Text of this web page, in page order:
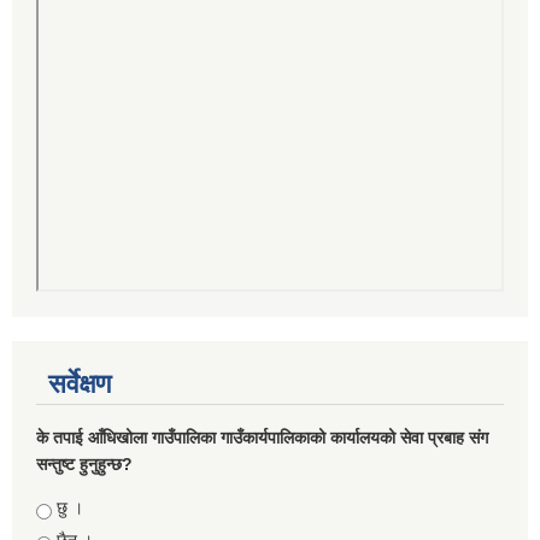
सर्वेक्षण
के तपाई आँधिखोला गाउँपालिका गाउँकार्यपालिकाको कार्यालयको सेवा प्रबाह संग
सन्तुष्ट हुनुहुन्छ?
Choices
छु ।